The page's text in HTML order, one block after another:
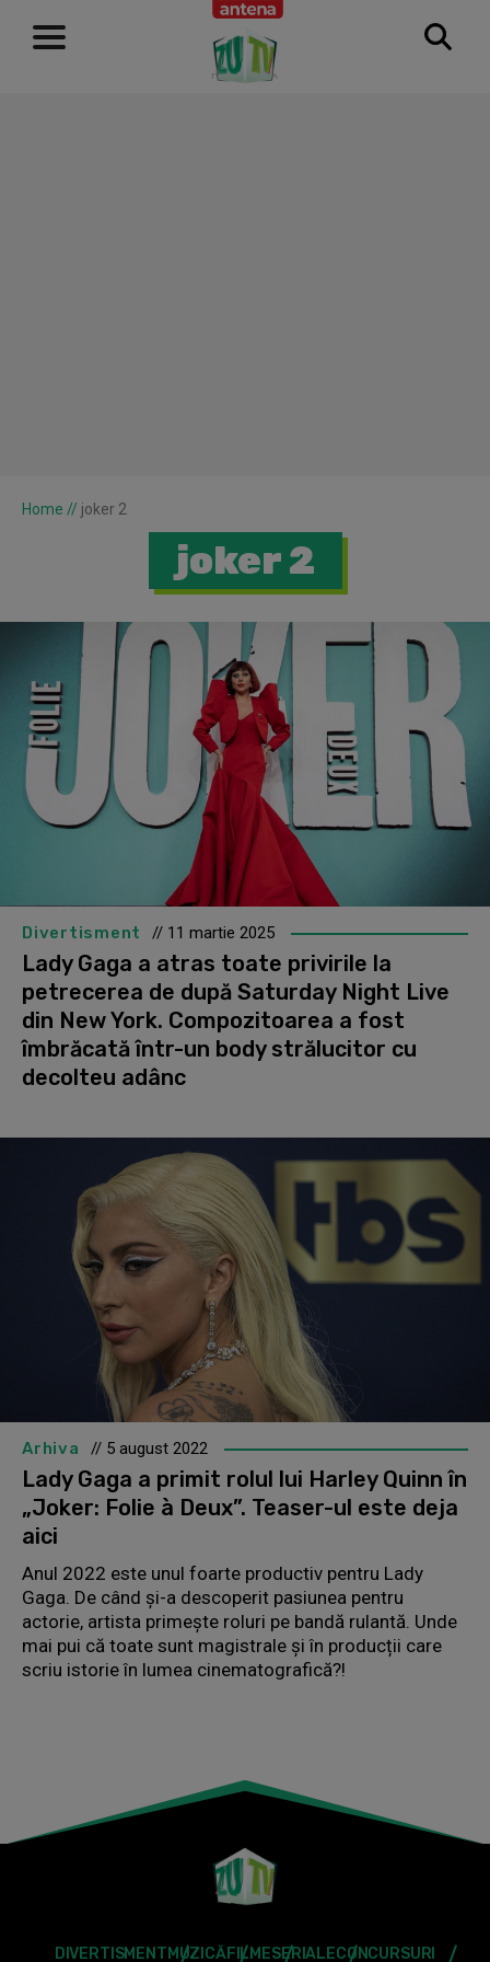
RECLAMĂ
Home // joker 2
joker 2
Divertisment // 11 martie 2025
Lady Gaga a atras toate privirile la
petrecerea de după Saturday Night Live
din New York. Compozitoarea a fost
îmbrăcată într-un body strălucitor cu
decolteu adânc
Arhiva // 5 august 2022
Lady Gaga a primit rolul lui Harley Quinn în
„Joker: Folie à Deux”. Teaser-ul este deja
aici
Anul 2022 este unul foarte productiv pentru Lady
Gaga. De când și-a descoperit pasiunea pentru
actorie, artista primește roluri pe bandă rulantă. Unde
mai pui că toate sunt magistrale și în producții care
scriu istorie în lumea cinematografică?!
DIVERTISMENT MUZICĂFILMESERIALECONCURSURI